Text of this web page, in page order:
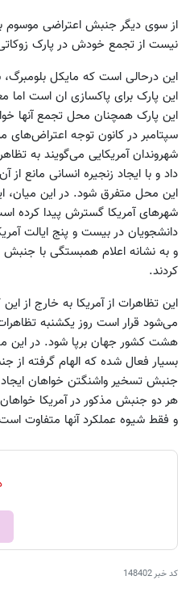
از سوی دیگر جنبش اعتراضی موسوم
نیست از تجمع خودش در پارک
این درحالی است که مایکل بلومبرگ،
این پارک برای پاکسازی ان است اما
این پارک همچنان محل تجمع آنها
سپتامبر در کانون توجه اعتراض‌های
شهروندان آمریکایی می‌گویند به
داد و با ایجاد زنجیره انسانی مانع
این محل متفرق شود. در این میان،
شهرهای آمریکا گسترش پیدا کرده
دانشجویان در بیست و پنج ایالت
و به نشانه اعلام همبستگی با
کردند.
این تظاهرات از آمریکا به خارج از
می‌شود قرار است روز یکشنبه
هشت کشور جهان برپا شود. در این
بسیار فعال شده که الهام گرفته
جنبش تسخیر واشنگتن خواهان
هر دو جنبش مذکور در آمریکا
و فقط شیوه عملکرد آنها متفاوت
کد خبر148402